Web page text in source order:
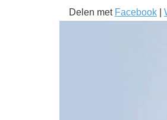
Delen met Facebook